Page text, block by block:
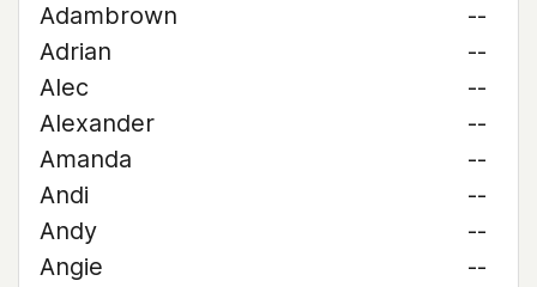
Adambrown
--
Adrian
--
Alec
--
Alexander
--
Amanda
--
Andi
--
Andy
--
Angie
--